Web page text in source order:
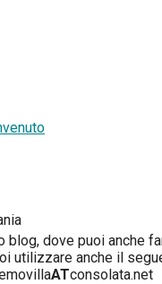
blog, dove puoi anche
utilizzare anche il
ATconsolata.net